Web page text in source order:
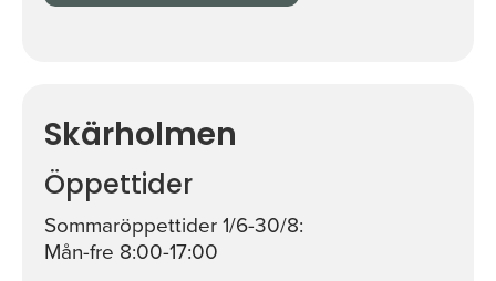
Skärholmen
Öppettider
Sommaröppettider 1/6-30/8:
Mån-fre 8:00-17:00